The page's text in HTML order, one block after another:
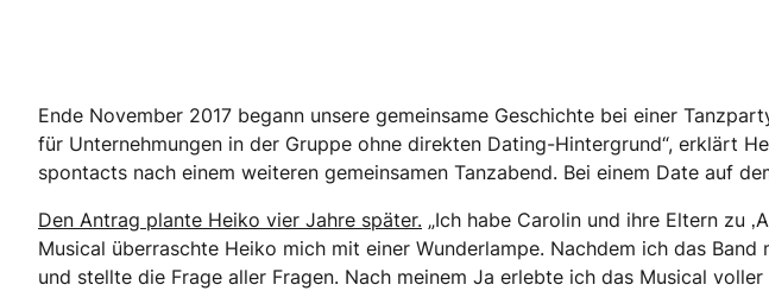
Ende November 2017 begann unsere gemeinsame Geschichte bei einer
für Unternehmungen in der Gruppe ohne direkten Dating-Hintergrund“, erklärt
spontacts nach einem weiteren gemeinsamen Tanzabend. Bei einem Date auf
Den Antrag plante Heiko vier Jahre später. „Ich habe Carolin und ihre Eltern zu
Musical überraschte Heiko mich mit einer Wunderlampe. Nachdem ich das
und stellte die Frage aller Fragen. Nach meinem Ja erlebte ich das Musical voller